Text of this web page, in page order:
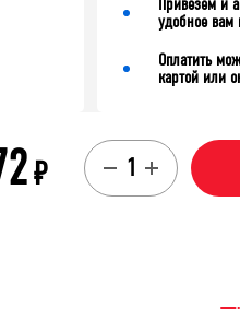
удобное вам
Оплатить
картой или
₽